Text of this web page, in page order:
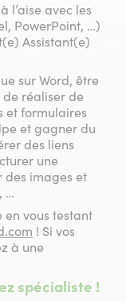
l’aise avec les
PowerPoint, …)
Assistant(e)
sur Word, être
réaliser de
et formulaires
et gagner du
des liens
une
des images et
…
vous testant
! Si vos
à une
spécialiste !